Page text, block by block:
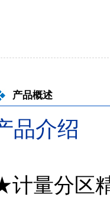
产品概述
品介绍
计量分区